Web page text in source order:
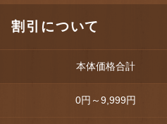
割引について
本体価格合計
0円～9,999円